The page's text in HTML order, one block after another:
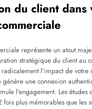
du client dans
représente un atout
stratégique du client au
l'impact de votre
une connexion
l'engagement. Les études
fois plus mémorables que les